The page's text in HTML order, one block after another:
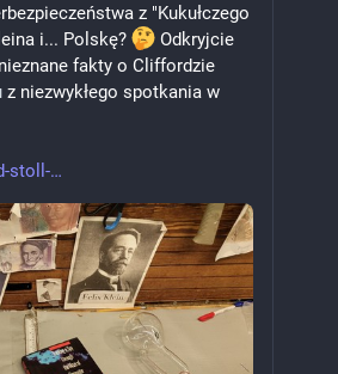
z "Kukułczego
i... Polskę?
Odkryjcie
fakty o Cliffordzie
z niezwykłego spotkania w
stoll-